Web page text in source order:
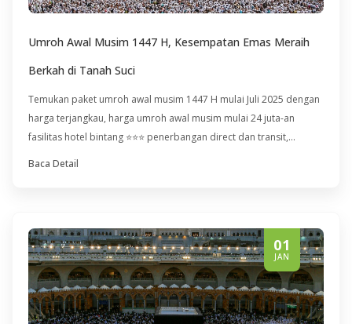
Umroh Awal Musim 1447 H, Kesempatan Emas Meraih
Berkah di Tanah Suci
Temukan paket umroh awal musim 1447 H mulai Juli 2025 dengan
harga terjangkau, harga umroh awal musim mulai 24 juta-an
fasilitas hotel bintang ⭐⭐⭐ penerbangan direct dan transit,
Baca Detail
01
JAN